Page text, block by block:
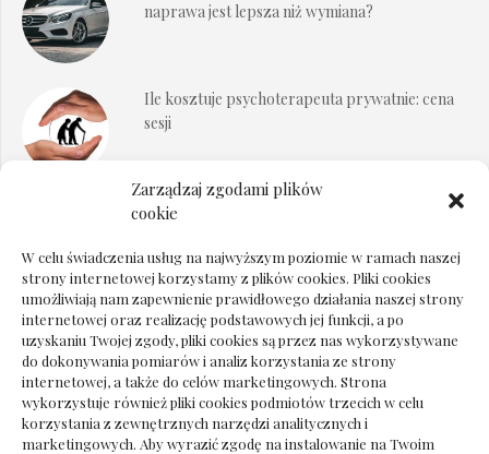
Zarządzaj zgodami plików
cookie
W celu świadczenia usług na najwyższym poziomie w ramach naszej
strony internetowej korzystamy z plików cookies. Pliki cookies
umożliwiają nam zapewnienie prawidłowego działania naszej strony
internetowej oraz realizację podstawowych jej funkcji, a po
uzyskaniu Twojej zgody, pliki cookies są przez nas wykorzystywane
do dokonywania pomiarów i analiz korzystania ze strony
internetowej, a także do celów marketingowych. Strona
wykorzystuje również pliki cookies podmiotów trzecich w celu
korzystania z zewnętrznych narzędzi analitycznych i
marketingowych. Aby wyrazić zgodę na instalowanie na Twoim
naprawa jest lepsza niż wymiana?
Ile kosztuje psychoterapeuta prywatnie: cena
sesji
Dokumenty do odbioru przy zmianie biura
Deska podłogowa do salonu: jak wybrać bez
pośpiechu